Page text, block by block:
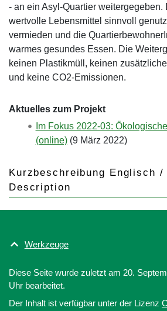
- an ein Asyl-Quartier weitergegeben.
wertvolle Lebensmittel sinnvoll
vermieden und die
warmes gesundes Essen. Die
keinen Plastikmüll, keinen
und keine CO2-Emissionen.
Aktuelles zum Projekt
Im Fokus 2022-03:
(online)(9 März 2022)
Kurzbeschreibung Englisch /
Description
Werkzeuge
Diese Seite wurde zuletzt am 20.
Uhr bearbeitet.
Der Inhalt ist verfügbar unter der Lizenz